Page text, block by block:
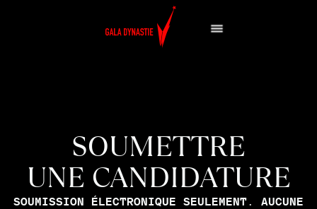
SOUMETTRE
UNE CANDIDATURE
SOUMISSION ÉLECTRONIQUE SEULEMENT. AUCUNE